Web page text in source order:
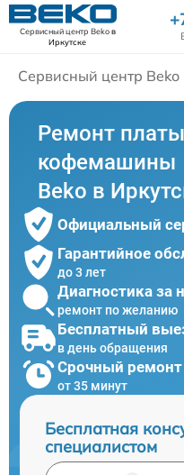
Сервисный центр Bekoв
Иркутске
Сервисный центр Beko
Ремонт
кофемашины
Beko в
Официальный
Гарантийное
до 3 лет
Диагностика за
ремонт по желанию
Бесплатный
в день обращения
Срочный ремонт
от 35 минут
Бесплатная
специалистом